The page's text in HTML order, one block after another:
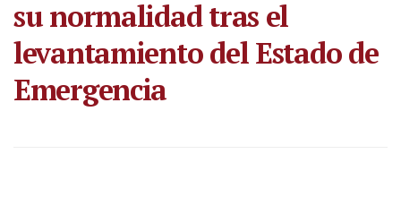
su normalidad tras el
levantamiento del Estado de
Emergencia